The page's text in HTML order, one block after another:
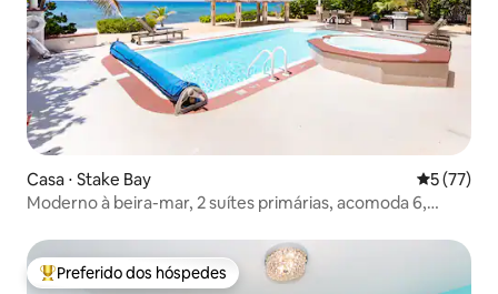
Casa ⋅ Stake Bay 5 de uma
5 (77)
Moderno à beira-mar, 2 suítes primárias, acomoda 6,
Entre os melhores preferidos dos hóspedes
Preferido dos hóspedes